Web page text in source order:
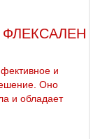
и
Оно
и обладает